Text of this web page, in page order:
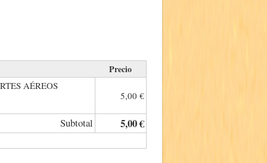
Precio
AÉREOS
5,00 €
Subtotal 5,00 €